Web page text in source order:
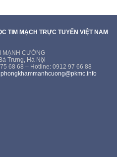
TIM MẠCH TRỰC TUYẾN VIỆT NAM
MẠNH CƯỜNG
Trưng, Hà Nội
68 68 – Hotline: 0912 97 66 88
phongkhammanhcuong@pkmc.info